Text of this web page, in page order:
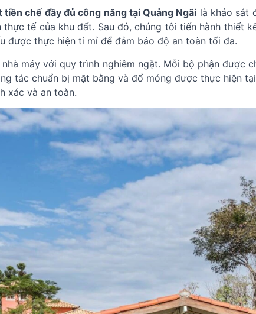
chế đầy đủ công năng tại Quảng Ngãi là khảo sát
tế của khu đất. Sau đó, chúng tôi tiến hành thiết
được thực hiện tỉ mỉ để đảm bảo độ an toàn tối đa.
máy với quy trình nghiêm ngặt. Mỗi bộ phận được
tác chuẩn bị mặt bằng và đổ móng được thực hiện
xác và an toàn.